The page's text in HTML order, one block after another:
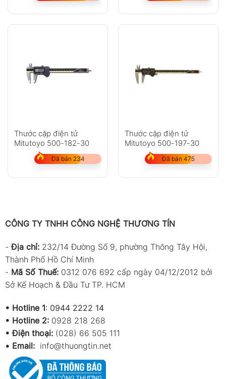
Thước cặp điện tử
Mitutoyo 500-182-30
Đã bán 234
Thước cặp điện tử
Mitutoyo 500-197-30
Đã bán 475
CÔNG TY TNHH CÔNG NGHỆ THƯƠNG TÍN
-Địa chỉ: 232/14 Đường Số 9, phường Thông Tây Hội,
Thành Phố Hồ Chí Minh
- Mã Số Thuế: 0312 076 692 cấp ngày 04/12/2012 bởi
Sở Kế Hoạch & Đầu Tư TP. HCM
• Hotline 1: 0944 2222 14
• Hotline 2: 0928 218 268
• Điện thoại: (028) 66 505 111
• Email: info@thuongtin.net